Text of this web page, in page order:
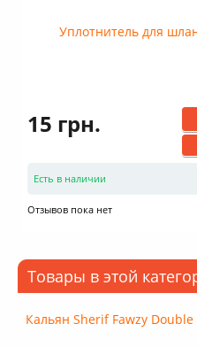
15 грн.
Есть в наличии
Отзывов пока нет
Товары в этой
Кальян Sherif Fawzy